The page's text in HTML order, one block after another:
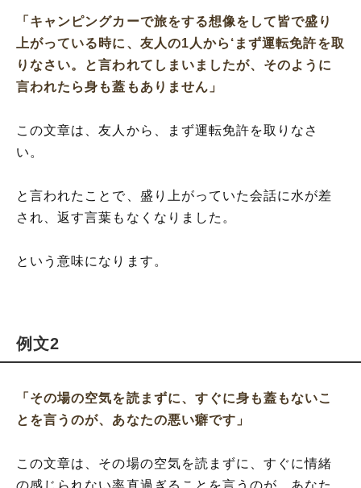
「キャンピングカーで旅をする想像をして皆で盛り
上がっている時に、友人の1人から‘まず運転免許を取
りなさい。と言われてしまいましたが、そのように
言われたら身も蓋もありません」
この文章は、友人から、まず運転免許を取りなさ
い。
と言われたことで、盛り上がっていた会話に水が差
され、返す言葉もなくなりました。
という意味になります。
例文2
「その場の空気を読まずに、すぐに身も蓋もないこ
とを言うのが、あなたの悪い癖です」
この文章は、その場の空気を読まずに、すぐに情緒
の感じられない率直過ぎることを言うのが、あなた